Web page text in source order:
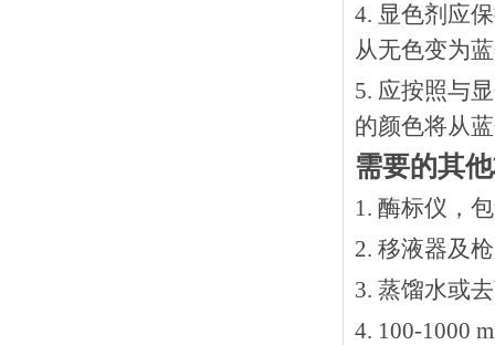
4. 显色剂应
从无色变为
5. 应按照与
的颜色将从
需要的其
1. 酶标仪，
2. 移液器及
3. 蒸馏水或
4. 100-1000